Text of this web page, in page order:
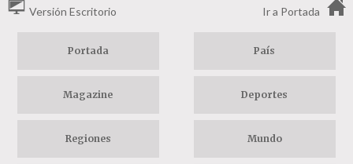
Versión Escritorio Ir a Portada
Portada País
Magazine Deportes
Regiones Mundo